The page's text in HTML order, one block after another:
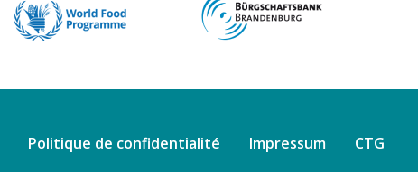
Politique de confidentialité Impressum
CTG